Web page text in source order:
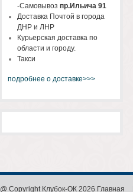
-Самовывоз пр.Ильича 91
Доставка Почтой в города
ДНР и ЛНР
Курьерская доставка по
области и городу.
Такси
подробнее о доставке>>>
@ Copyright Клубок-ОК 2026 Главная